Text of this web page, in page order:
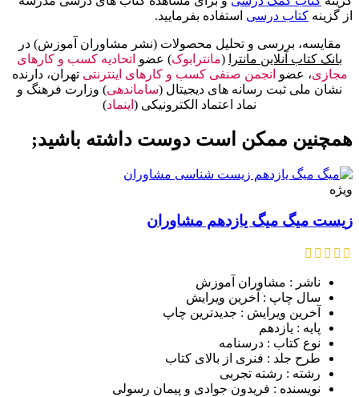
از گزینه کتاب درسی استفاده بفرمایید.
مقایسه، بررسی و تحلیل محصولات (نشر مشاوران آموزش) در
بانک کتاب آنلاین مانترا
(مانترابوک) عضو اتحادیه کسب و کارهای
مجازی، عضو انجمن صنفی کسب و کارهای اینترنتی تهران، دارنده
نشان ملی ثبت رسانه های دیجیتال (ساماندهی) وزارت فرهنگ و
نماد اعتماد الکترونیکی ( اینماد)
همچنین ممکن است دوست داشته باشید;
ویژه
زیست میگ میگ یازدهم مشاوران
ناشر : مشاوران آموزش
سال چاپ : آخرین ویرایش
آخرین ویرایش : جدیدترین چاپ
پایه : یازدهم
نوع کتاب : درسنامه
طرح جلد : فنری از بالای کتاب
رشته : رشته تجربی
نویسنده : فریدون جوادی و پیمان رسولی